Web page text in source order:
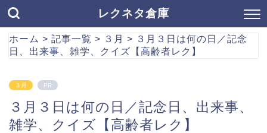
レクネタ倉庫
ホーム > 記事一覧 > ３月 > ３月３日は何の日／記念
日、出来事、雑学、クイズ【高齢者レク】
３月 PR
３月３日は何の日／記念日、出来事、
雑学、クイズ【高齢者レク】